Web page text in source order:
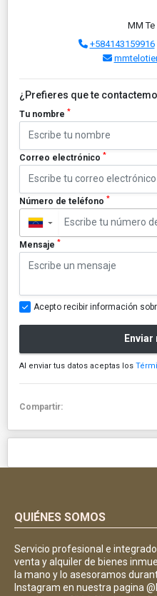
MM
+584143159916
¿Prefieres que te
Tu nombre *
Correo electrónico *
Número de teléfono *
▼
Mensaje *
Acepto recibir información
Al enviar tus datos aceptas los
Compartir:
QUIÉNES SOMOS
Servicio profesional e
venta y alquiler de bienes
la mano y lo asesoramos
Instagram en nuestra pagina